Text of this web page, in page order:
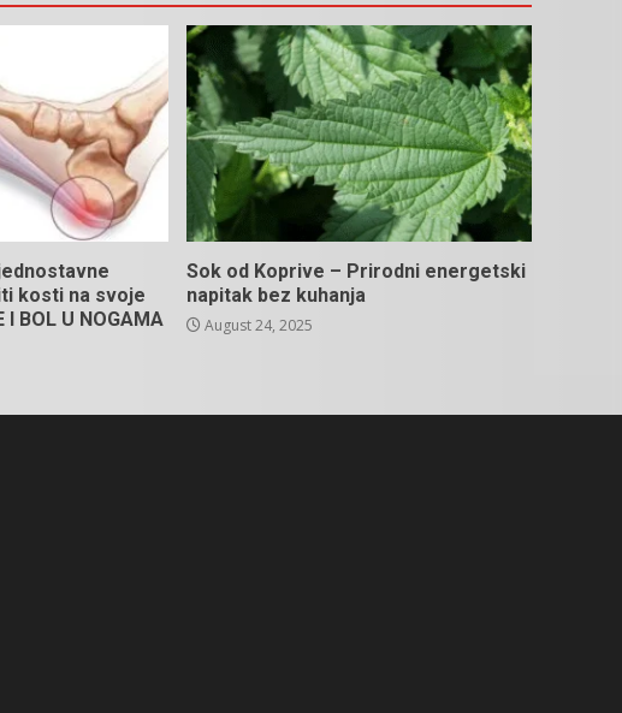
kosti na svoje
I BOL U NOGAMA
Sok od Koprive – Prirodni energetski
napitak bez kuhanja
August 24, 2025